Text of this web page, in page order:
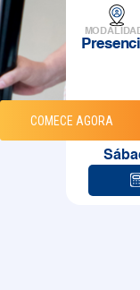
COMECE AGORA